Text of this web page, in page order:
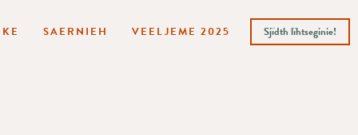
SAERNIEH VEELJEME 2025 Sjïdth lïhtseginie!